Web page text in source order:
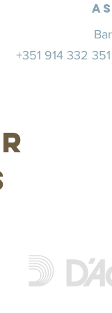
+351 914 332 351